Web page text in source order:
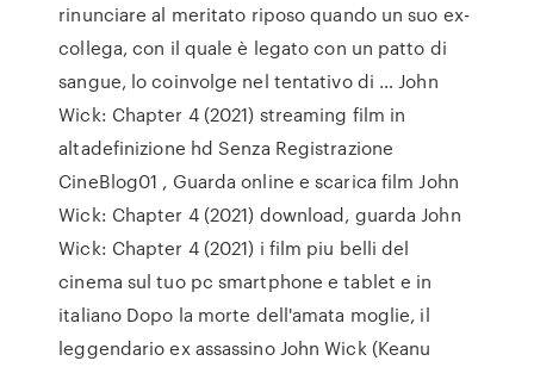
rinunciare al meritato riposo quando un suo ex-
collega, con il quale è legato con un patto di
sangue, lo coinvolge nel tentativo di … John
Wick: Chapter 4 (2021) streaming film in
altadefinizione hd Senza Registrazione
CineBlog01 , Guarda online e scarica film John
Wick: Chapter 4 (2021) download, guarda John
Wick: Chapter 4 (2021) i film piu belli del
cinema sul tuo pc smartphone e tablet e in
italiano Dopo la morte dell'amata moglie, il
leggendario ex assassino John Wick (Keanu